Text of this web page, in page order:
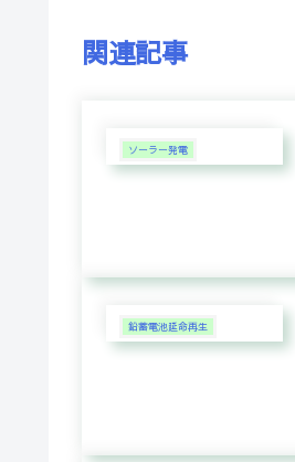
関連記事
ソーラー発電
鉛蓄電池延命再生